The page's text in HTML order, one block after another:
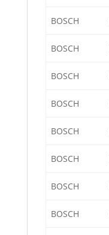
BOSCH
BOSCH
BOSCH
BOSCH
BOSCH
BOSCH
BOSCH
BOSCH